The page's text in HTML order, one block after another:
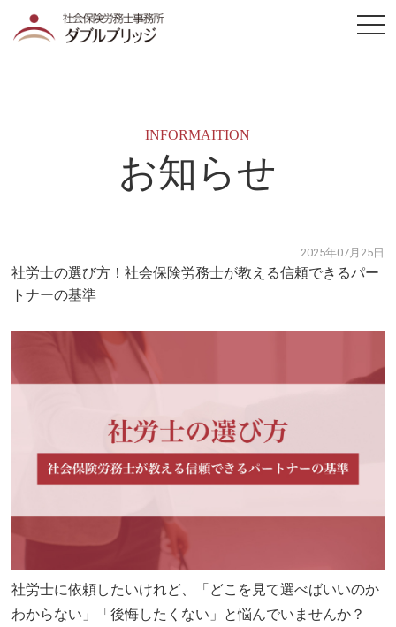
INFORMAITION
お知らせ
2025年07月25日
社労士の選び方！社会保険労務士が教える信頼できるパー
トナーの基準
社労士に依頼したいけれど、「どこを見て選べばいいのか
わからない」「後悔したくない」と悩んでいませんか？